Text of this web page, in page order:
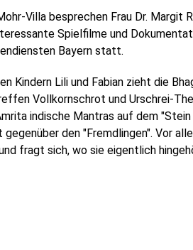
Villa besprechen Frau Dr. Margit
Spielfilme und
Bayern statt.
Kindern Lili und Fabian zieht die
Vollkornschrot und Urschrei-
indische Mantras auf dem
den "Fremdlingen". Vor
fragt sich, wo sie eigentlich